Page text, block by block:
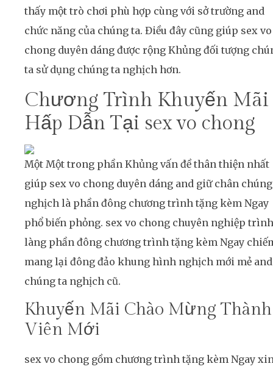
thấy một trò chơi phù hợp cùng với sở trường and
chức năng của chúng ta. Điều đây cũng giúp sex vo
chong duyên dáng được rộng Khủng đối tượng
ta sử dụng chúng ta nghịch hơn.
Chương Trình Khuyến Mãi
Hấp Dẫn Tại sex vo chong
Một Một trong phần Khủng vấn đề thân thiện nhất
giúp sex vo chong duyên dáng and giữ chân
nghịch là phần đông chương trình tặng kèm Ngay
phổ biến phỏng. sex vo chong chuyên nghiệp trình
làng phần đông chương trình tặng kèm Ngay
mang lại đông đảo khung hình nghịch mới mẻ and
chúng ta nghịch cũ.
Khuyến Mãi Chào Mừng Thành
Viên Mới
sex vo chong gồm chương trình tặng kèm Ngay